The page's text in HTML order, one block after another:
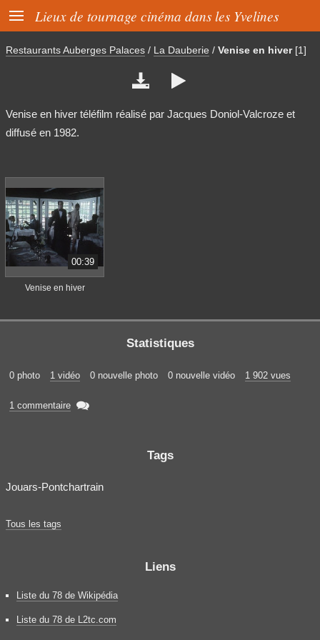
 Lieux de tournage cinéma dans les Yvelines
Restaurants Auberges Palaces / La Dauberie / Venise en hiver [1]
 
Venise en hiver téléfilm réalisé par Jacques Doniol-Valcroze et
diffusé en 1982.
00:39
Venise en hiver
Statistiques
0 photo 1 vidéo 0 nouvelle photo 0 nouvelle vidéo 1 902 vues
1 commentaire 
Tags
Jouars-Pontchartrain
Tous les tags
Liens
Liste du 78 de Wikipédia
Liste du 78 de L2tc.com